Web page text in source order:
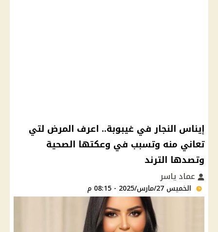
إيناس النجار في غيبوبة.. اعرف المرض لتي
تعاني منه وتسبب في وعكتها الصحية
وتصدها الترند
عماد ياسر
الخميس 27/مارس/2025 - 08:15 م